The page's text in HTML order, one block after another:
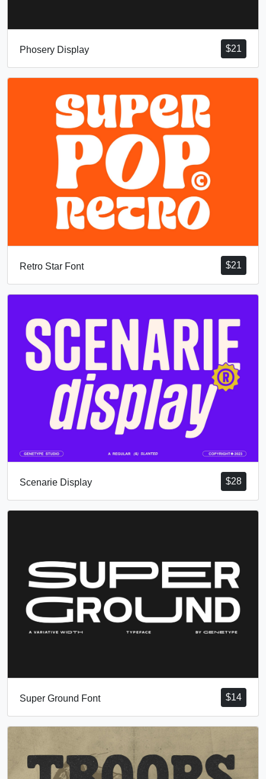
$21
Phosery Display
$21
Retro Star Font
$28
Scenarie Display
$14
Super Ground Font